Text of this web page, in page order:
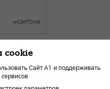
заявку
cookie
Сайт А1 и поддерживать